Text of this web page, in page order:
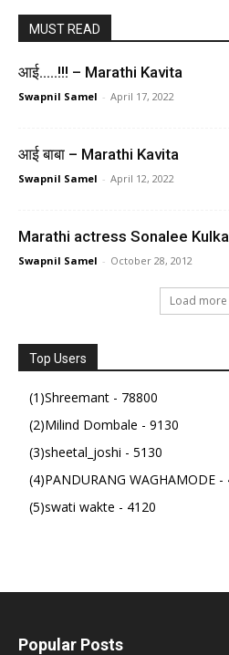
MUST READ
आई…..!!! – Marathi Kavita
Swapnil Samel - April 17, 2022
आई बाबा – Marathi Kavita
Swapnil Samel - April 12, 2022
Marathi actress Sonalee
Swapnil Samel - October 28, 2012
Load more
Top Users
(1)Shreemant - 78800
(2)Milind Dombale - 9130
(3)sheetal_joshi - 5130
(4)PANDURANG WAGHAMODE -
(5)swati wakte - 4120
Popular Posts